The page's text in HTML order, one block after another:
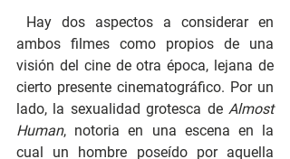
ambos filmes como propios de una
visión del cine de otra época, lejana de
cierto presente cinematográfico. Por un
lado, la sexualidad grotesca de Almost
Human, notoria en una escena en la
cual un hombre poseído por aquella